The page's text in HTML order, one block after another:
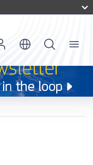
Menu